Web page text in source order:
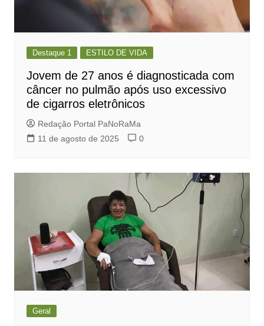
Destaque 1 ESTILO DE VIDA
Jovem de 27 anos é diagnosticada com
câncer no pulmão após uso excessivo
de cigarros eletrônicos
Redação Portal PaNoRaMa
11 de agosto de 2025
0
Geral